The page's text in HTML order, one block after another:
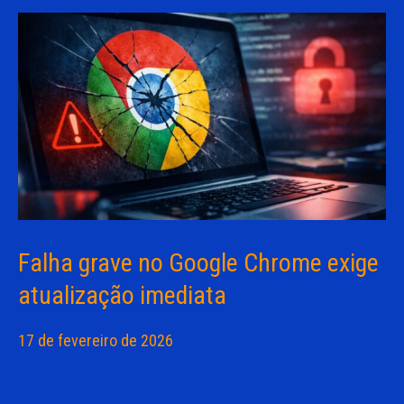
Falha grave no Google Chrome exige
atualização imediata
17 de fevereiro de 2026